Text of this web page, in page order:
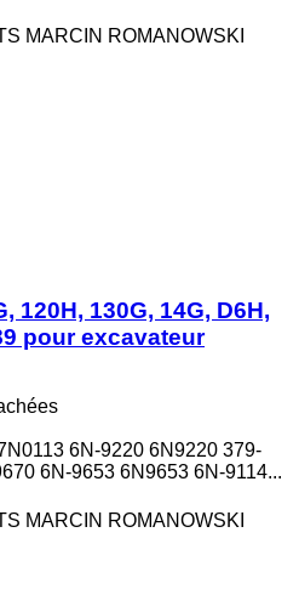
MARCIN ROMANOWSKI
120H, 130G, 14G, D6H,
pour excavateur
6N-9220 6N9220 379-
6N-9653 6N9653 6N-9114...
MARCIN ROMANOWSKI